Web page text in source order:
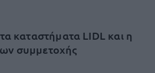
καταστήματα LIDL και η
συμμετοχής